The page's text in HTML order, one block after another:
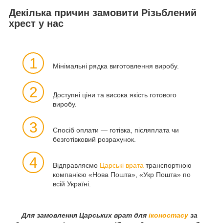
Декілька причин замовити Різьблений
хрест у нас
1 Мінімальні рядка виготовлення виробу.
2
Доступні ціни та висока якість готового
виробу.
3
Спосіб оплати — готівка, післяплата чи
безготівковий розрахунок.
4 Відправляємо Царські врата транспортною
компанією «Нова Пошта», «Укр Пошта» по
всій Україні.
Для замовлення Царських врат для іконостасуза